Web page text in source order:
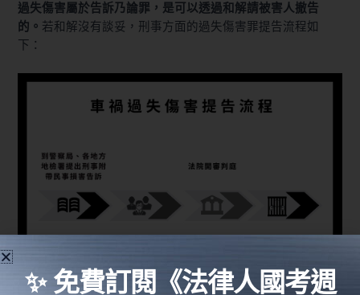
過失傷害屬於告訴乃論罪，是可以透過和解請被害人撤告
的。 若和解沒有談妥，刑事方面的過失傷害罪提告流程如
下：
✨ 免費訂閱《法律人國考週